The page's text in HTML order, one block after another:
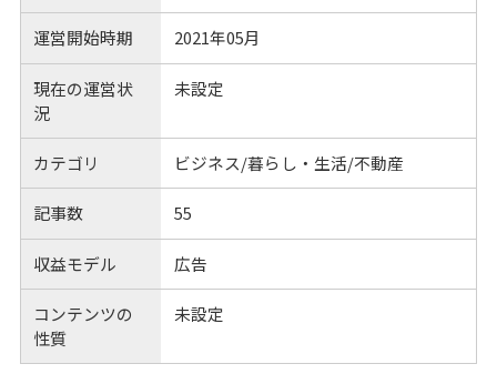
運営開始時期 2021年05月
現在の運営状
況
未設定
カテゴリ ビジネス/暮らし・生活/不動産
記事数 55
収益モデル 広告
コンテンツの
性質
未設定